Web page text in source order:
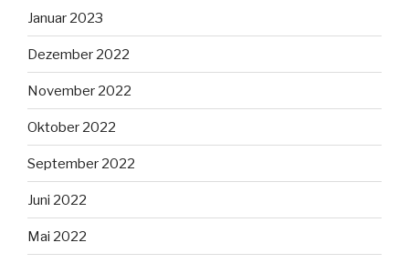
Januar 2023
Dezember 2022
November 2022
Oktober 2022
September 2022
Juni 2022
Mai 2022